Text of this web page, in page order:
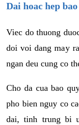
Dai hoac hep
Viec do thuong
doi voi dang may
ngan deu cung co
Cho da cua bao
pho bien nguy co
dai, tinh trung bi